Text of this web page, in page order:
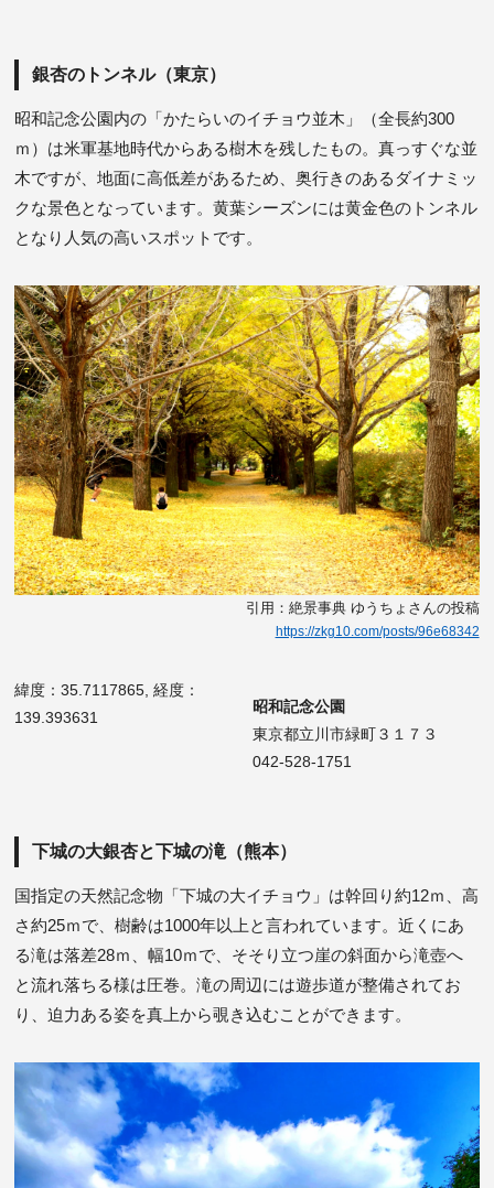
銀杏のトンネル（東京）
昭和記念公園内の「かたらいのイチョウ並木」（全長約300
ｍ）は米軍基地時代からある樹木を残したもの。真っすぐな並
木ですが、地面に高低差があるため、奥行きのあるダイナミッ
クな景色となっています。黄葉シーズンには黄金色のトンネル
となり人気の高いスポットです。
引用：絶景事典 ゆうちょさんの投稿
https://zkg10.com/posts/96e68342
緯度：35.7117865, 経度：
139.393631
昭和記念公園
東京都立川市緑町３１７３
042-528-1751
下城の大銀杏と下城の滝（熊本）
国指定の天然記念物「下城の大イチョウ」は幹回り約12ｍ、高
さ約25ｍで、樹齢は1000年以上と言われています。近くにあ
る滝は落差28ｍ、幅10ｍで、そそり立つ崖の斜面から滝壺へ
と流れ落ちる様は圧巻。滝の周辺には遊歩道が整備されてお
り、迫力ある姿を真上から覗き込むことができます。